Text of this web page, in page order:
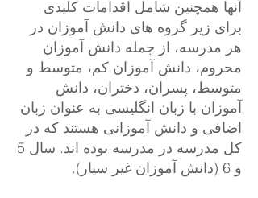
آنها همچنین شامل اقدامات کلیدی
برای زیر گروه های دانش آموزان در
هر مدرسه، از جمله دانش آموزان
محروم، دانش آموزان کم، متوسط و
متوسط، پسران، دختران، دانش
آموزان با زبان انگلیسی به عنوان زبان
اضافی و دانش آموزانی هستند که در
کل مدرسه در مدرسه بوده اند. سال 5
و 6 (دانش آموزان غیر سیار).